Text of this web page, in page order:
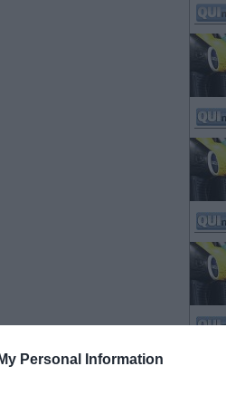
Personal Information